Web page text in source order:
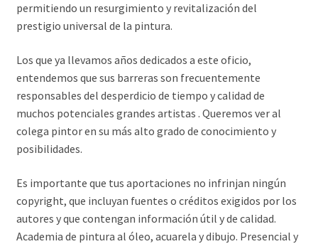
permitiendo un resurgimiento y revitalización del
prestigio universal de la pintura.
Los que ya llevamos años dedicados a este oficio,
entendemos que sus barreras son frecuentemente
responsables del desperdicio de tiempo y calidad de
muchos potenciales grandes artistas . Queremos ver al
colega pintor en su más alto grado de conocimiento y
posibilidades.
Es importante que tus aportaciones no infrinjan ningún
copyright, que incluyan fuentes o créditos exigidos por los
autores y que contengan información útil y de calidad.
Academia de pintura al óleo, acuarela y dibujo. Presencial y